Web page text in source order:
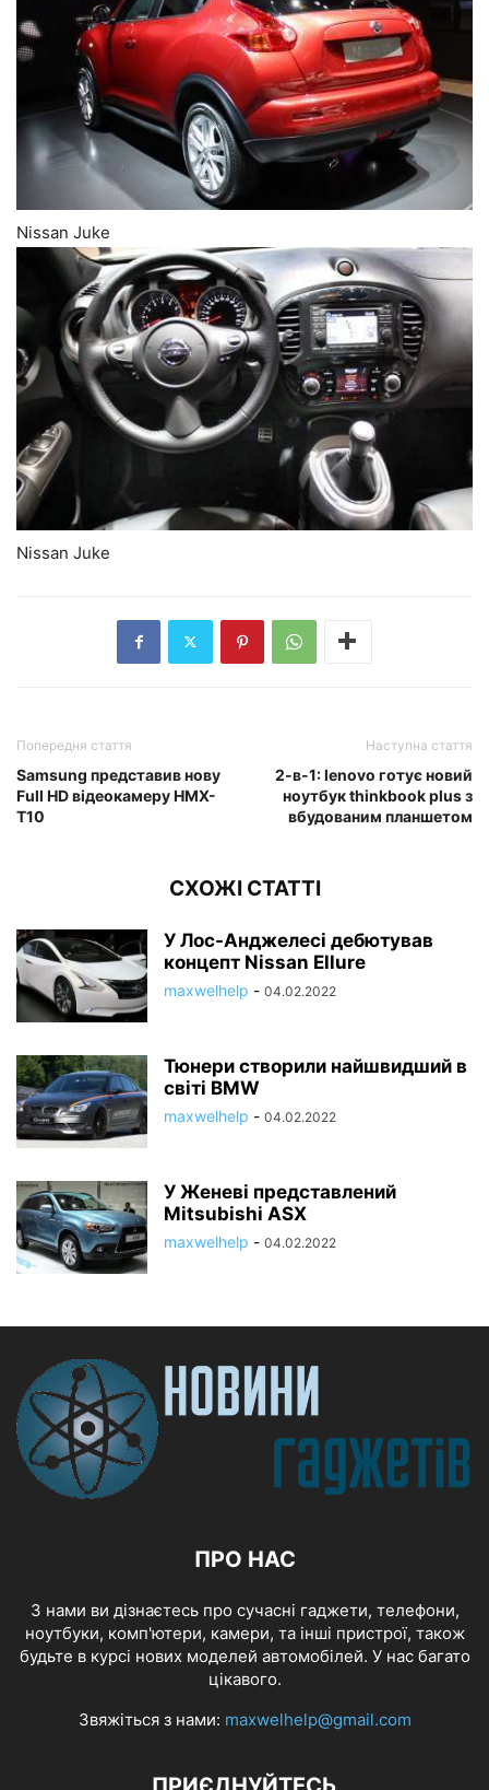
Nissan Juke
Nissan Juke
Попередня стаття
Samsung представив нову
Full HD відеокамеру HMX-
T10
Наступна стаття
2-в-1: lenovo готує новий
ноутбук thinkbook plus з
вбудованим планшетом
СХОЖІ СТАТТІ
У Лос-Анджелесі дебютував
концепт Nissan Ellure
maxwelhelp - 04.02.2022
Тюнери створили найшвидший в
світі BMW
maxwelhelp - 04.02.2022
У Женеві представлений
Mitsubishi ASX
maxwelhelp - 04.02.2022
ПРО НАС
З нами ви дізнаєтесь про сучасні гаджети, телефони,
ноутбуки, комп'ютери, камери, та інші пристрої, також
будьте в курсі нових моделей автомобілей. У нас багато
цікавого.
Звяжіться з нами: maxwelhelp@gmail.com